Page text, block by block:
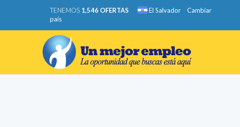
TENEMOS 1,546 OFERTAS El Salvador
Cambiar
país